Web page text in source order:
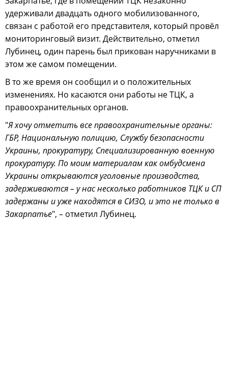
удерживали двадцать одного мобилизованного,
связан с работой его представителя, который провёл
мониторинговый визит. Действительно, отметил
Лубинец, один парень был прикован наручниками в
этом же самом помещении.
В то же время он сообщил и о положительных
изменениях. Но касаются они работы не ТЦК, а
правоохранительных органов.
"Я хочу отметить все правоохранительные органы:
ГБР, Национальную полицию, Службу безопасности
Украины, прокуратуру, Специализированную военную
прокуратуру. По моим материалам как омбудсмена
Украины открываются уголовные производства,
задерживаются – у нас несколько работников ТЦК и СП
задержаны и уже находятся в СИЗО, и это не только в
Закарпатье", – отметил Лубинец.